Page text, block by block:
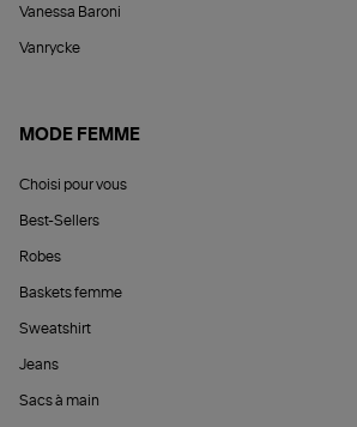
Vanessa Baroni
Vanrycke
MODE FEMME
Choisi pour vous
Best-Sellers
Robes
Baskets femme
Sweatshirt
Jeans
Sacs à main